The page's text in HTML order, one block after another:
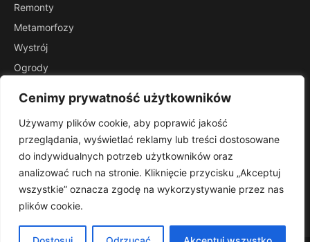
Cenimy prywatność użytkowników
Używamy plików cookie, aby poprawić jakość
przeglądania, wyświetlać reklamy lub treści dostosowane
do indywidualnych potrzeb użytkowników oraz
analizować ruch na stronie. Kliknięcie przycisku „Akceptuj
wszystkie” oznacza zgodę na wykorzystywanie przez nas
plików cookie.
Remonty
Metamorfozy
Wystrój
Ogrody
INFORMACJE
Kontakt
Mapa witryny
Polityka prywatności
RSS